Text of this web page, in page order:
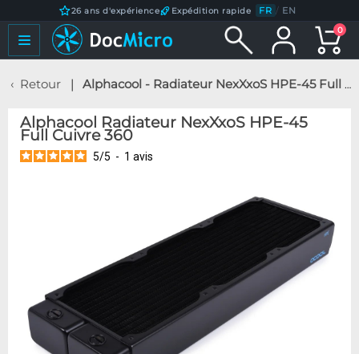
26 ans d'expérience Expédition rapide FR / EN
0
Retour Alphacool - Radiateur NexXxoS HPE-45 Full Cuivre 360
Alphacool Radiateur NexXxoS HPE-45
Full Cuivre 360
5/5 - 1 avis